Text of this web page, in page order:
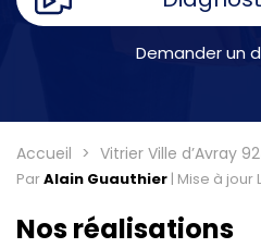
Demander un
Accueil Vitrier Ville d’Avray
ParAlain Guauthier | Mise à jour
Nos réalisations